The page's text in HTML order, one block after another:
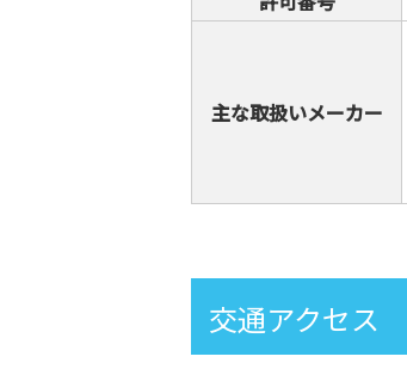
主な取扱いメーカー
交通アクセス